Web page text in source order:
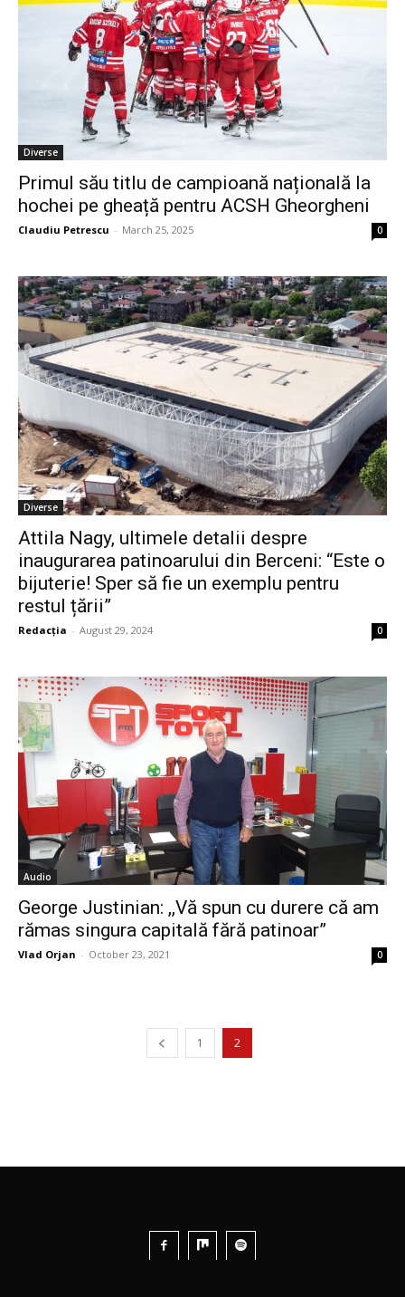
Diverse
Primul său titlu de campioană națională la
hochei pe gheață pentru ACSH Gheorgheni
Claudiu Petrescu - March 25, 2025 0
Diverse
Attila Nagy, ultimele detalii despre
inaugurarea patinoarului din Berceni: “Este o
bijuterie! Sper să fie un exemplu pentru
restul țării”
Redacția - August 29, 2024 0
Audio
George Justinian: ,,Vă spun cu durere că am
rămas singura capitală fără patinoar”
Vlad Orjan - October 23, 2021 0
1 2